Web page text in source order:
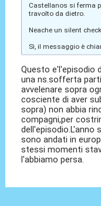
Castellanos si ferma
travolto da dietro.
Neache un silent
Sì, il messaggio è
Questo e'l'episodio
una ns.sofferta
avvelenare sopra
cosciente di aver
sopra) non abbia
compagni,per
dell'episodio.L'anno
sono andati in
stessi momenti
l'abbiamo persa.